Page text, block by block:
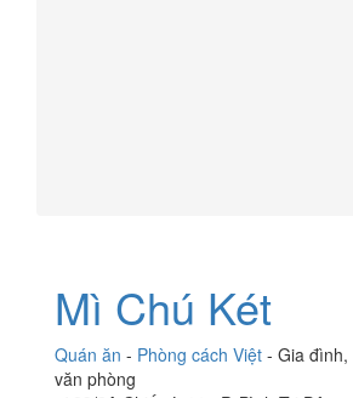
Mì Chú Két
Quán ăn - Phòng cách Việt - Gia đình,
văn phòng